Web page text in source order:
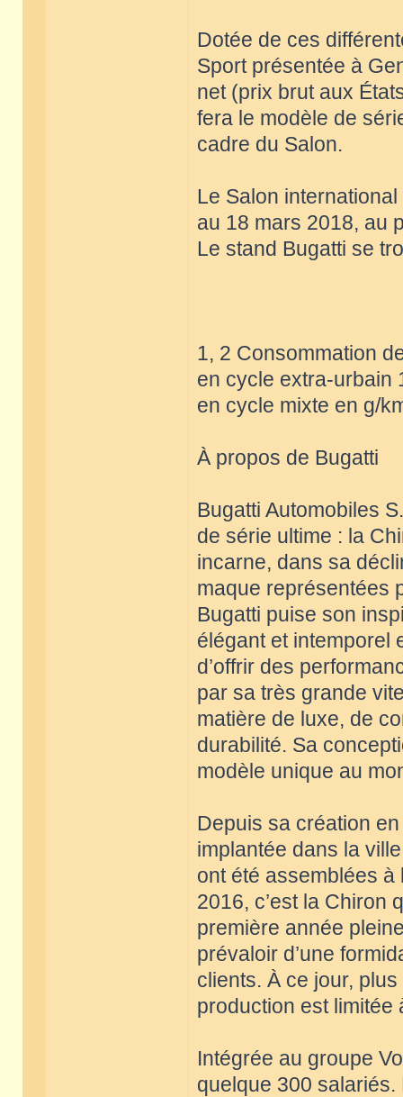
Dotée de ces
Sport présentée à
net (prix brut aux
fera le modèle de
cadre du Salon.
Le Salon
au 18 mars 2018, au
Le stand Bugatti se
1, 2 Consommation
en cycle extra-urbain
en cycle mixte en g/
À propos de Bugatti
Bugatti Automobiles
de série ultime : la
incarne, dans sa
maque représentées
Bugatti puise son
élégant et intemporel
d’offrir des
par sa très grande
matière de luxe, de
durabilité. Sa
modèle unique au
Depuis sa création
implantée dans la
ont été assemblées à
2016, c’est la Chiron
première année
prévaloir d’une
clients. À ce jour,
production est limitée
Intégrée au groupe
quelque 300 salariés.